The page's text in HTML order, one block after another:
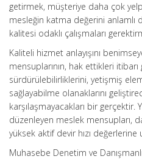
getirmek, müşteriye daha çok
mesleğin katma değerini anlamlı
kalitesi odaklı çalışmaları
Kaliteli hizmet anlayışını
mensuplarının, hak ettikleri
sürdürülebilirliklerini, yetişmiş
sağlayabilme olanaklarını
karşılaşmayacakları bir gerçektir.
düzenleyen meslek mensupları,
yüksek aktif devir hızı
Muhasebe Denetim ve